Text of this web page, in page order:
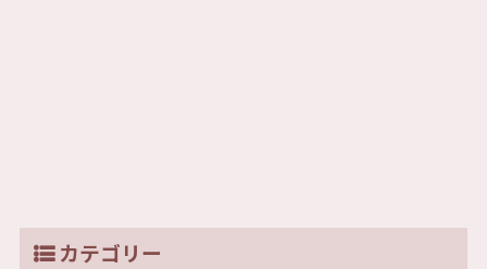
カテゴリー